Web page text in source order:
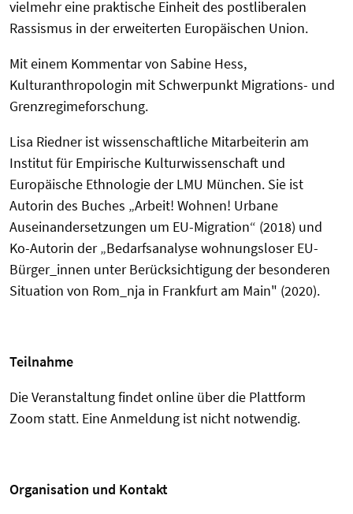
vielmehr eine praktische Einheit des postliberalen
Rassismus in der erweiterten Europäischen Union.
Mit einem Kommentar von Sabine Hess,
Kulturanthropologin mit Schwerpunkt Migrations- und
Grenzregimeforschung.
Lisa Riedner ist wissenschaftliche Mitarbeiterin am
Institut für Empirische Kulturwissenschaft und
Europäische Ethnologie der LMU München. Sie ist
Autorin des Buches „Arbeit! Wohnen! Urbane
Auseinandersetzungen um EU-Migration“ (2018) und
Ko-Autorin der „Bedarfsanalyse wohnungsloser EU-
Bürger_innen unter Berücksichtigung der besonderen
Situation von Rom_nja in Frankfurt am Main" (2020).
Teilnahme
Die Veranstaltung findet online über die Plattform
Zoom statt. Eine Anmeldung ist nicht notwendig.
Organisation und Kontakt